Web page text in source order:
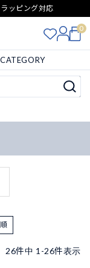
ッピング対応
0
CATEGORY
26件中 1 -26件表示